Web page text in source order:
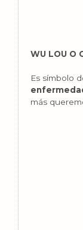
WU LOU O
Es símbolo
más